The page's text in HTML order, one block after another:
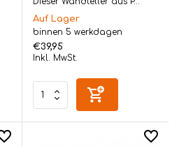
Auf Lager
binnen 5 werkdagen
€39,95
Inkl. MwSt.